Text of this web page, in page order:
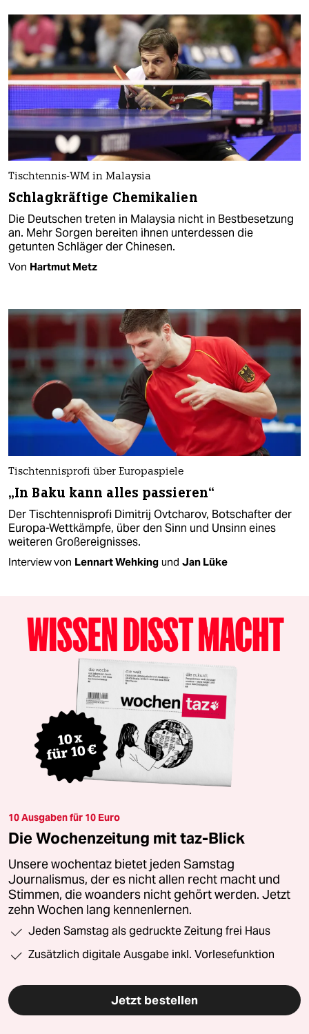
Tischtennis-WM in Malaysia
Schlagkräftige Chemikalien
Die Deutschen treten in Malaysia nicht in Bestbesetzung
an. Mehr Sorgen bereiten ihnen unterdessen die
getunten Schläger der Chinesen.
Von Hartmut Metz
Tischtennisprofi über Europaspiele
„In Baku kann alles passieren“
Der Tischtennisprofi Dimitrij Ovtcharov, Botschafter der
Europa-Wettkämpfe, über den Sinn und Unsinn eines
weiteren Großereignisses.
Interview von Lennart Wehking und Jan Lüke
10 Ausgaben für 10 Euro
Die Wochenzeitung mit taz-Blick
Unsere wochentaz bietet jeden Samstag
Journalismus, der es nicht allen recht macht und
Stimmen, die woanders nicht gehört werden. Jetzt
zehn Wochen lang kennenlernen.
Jeden Samstag als gedruckte Zeitung frei Haus
Zusätzlich digitale Ausgabe inkl. Vorlesefunktion
Jetzt bestellen